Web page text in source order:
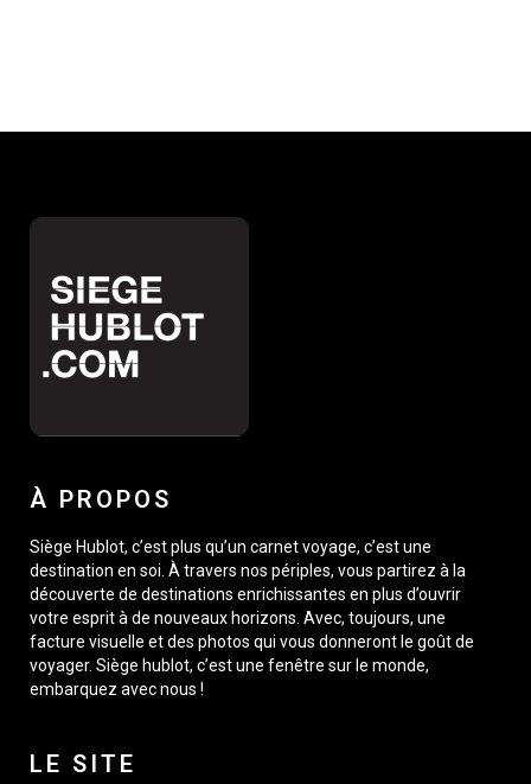
À PROPOS
Siège Hublot, c’est plus qu’un carnet voyage, c’est une
destination en soi. À travers nos périples, vous partirez à la
découverte de destinations enrichissantes en plus d’ouvrir
votre esprit à de nouveaux horizons. Avec, toujours, une
facture visuelle et des photos qui vous donneront le goût de
voyager. Siège hublot, c’est une fenêtre sur le monde,
embarquez avec nous !
LE SITE